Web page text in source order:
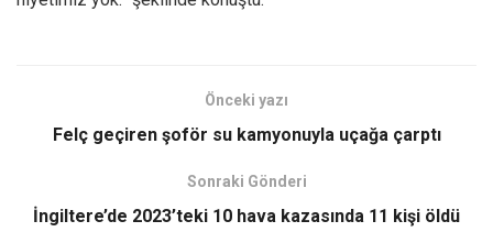
Önceki yazı
Felç geçiren şoför su kamyonuyla uçağa çarptı
Sonraki Gönderi
İngiltere’de 2023’teki 10 hava kazasında 11 kişi öldü